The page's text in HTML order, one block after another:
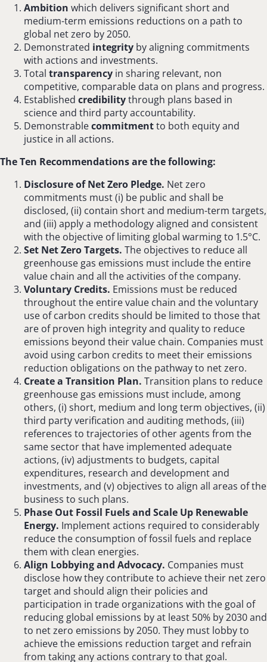
Ambition which delivers significant short and
medium-term emissions reductions on a path to
global net zero by 2050.
Demonstrated integrity by aligning commitments
with actions and investments.
Total transparency in sharing relevant, non
competitive, comparable data on plans and progress.
Established credibilitythrough plans based in
science and third party accountability.
Demonstrablecommitmentto both equity and
justice in all actions.
The Ten Recommendations are the following:
Disclosure of Net Zero Pledge. Net zero
commitments must (i) be public and shall be
disclosed, (ii) contain short and medium-term targets,
and (iii) apply a methodology aligned and consistent
with the objective of limiting global warming to 1.5°C.
Set Net Zero Targets. The objectives to reduce all
greenhouse gas emissions must include the entire
value chain and all the activities of the company.
Voluntary Credits. Emissions must be reduced
throughout the entire value chain and the voluntary
use of carbon credits should be limited to those that
are of proven high integrity and quality to reduce
emissions beyond their value chain. Companies must
avoid using carbon credits to meet their emissions
reduction obligations on the pathway to net zero.
Create a Transition Plan. Transition plans to reduce
greenhouse gas emissions must include, among
others, (i) short, medium and long term objectives, (ii)
third party verification and auditing methods, (iii)
references to trajectories of other agents from the
same sector that have implemented adequate
actions, (iv) adjustments to budgets, capital
expenditures, research and development and
investments, and (v) objectives to align all areas of the
business to such plans.
Phase Out Fossil Fuels and Scale Up Renewable
Energy. Implement actions required to considerably
reduce the consumption of fossil fuels and replace
them with clean energies.
Align Lobbying and Advocacy. Companies must
disclose how they contribute to achieve their net zero
target and should align their policies and
participation in trade organizations with the goal of
reducing global emissions by at least 50% by 2030 and
to net zero emissions by 2050. They must lobby to
achieve the emissions reduction target and refrain
from taking any actions contrary to that goal.